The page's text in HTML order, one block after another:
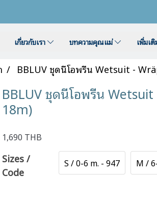
เกี่ยวกับเรา บทความคุณแม่ เพิ่มเ
BBLUV ชุดนีโอพรีน Wetsuit -
BBLUV ชุดนีโอพรีน
18m)
1,690 THB
Sizes /
Code
S / 0-6 m. - 947 M /